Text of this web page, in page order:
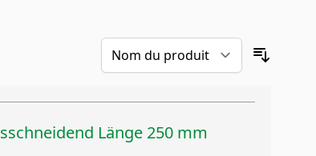
Länge 250 mm